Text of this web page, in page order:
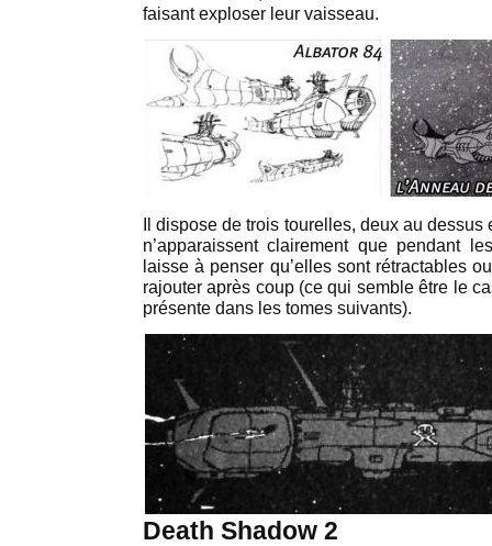
faisant exploser leur vaisseau.
Il dispose de trois tourelles, deux au
n’apparaissent clairement que pendant
laisse à penser qu’elles sont rétractables
rajouter après coup (ce qui semble être le
présente dans les tomes suivants).
Death Shadow 2